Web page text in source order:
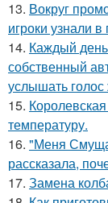
13. Вокруг
игроки узнали
14. Каждый
собственный
услышать
15.
температуру.
16. "Меня
рассказала,
17. Замена